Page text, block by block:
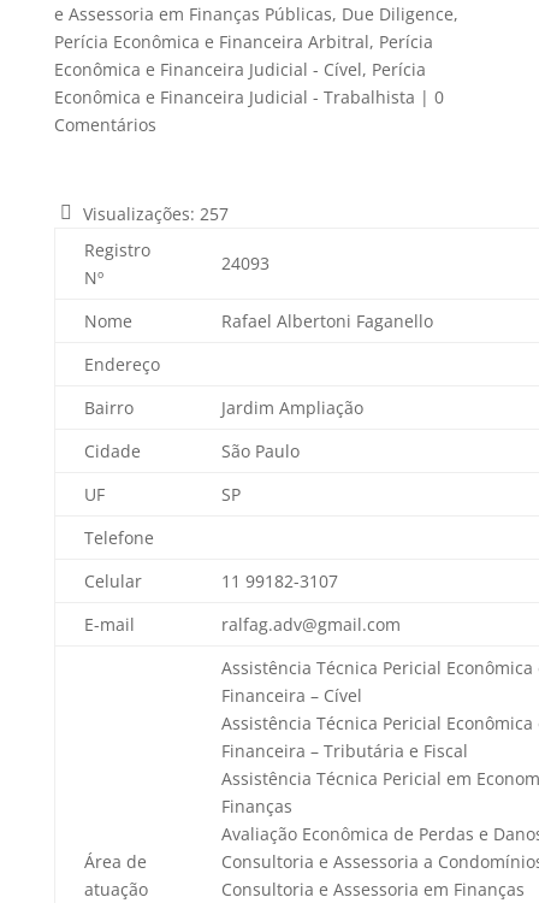
e Assessoria em Finanças Públicas, Due Diligence,
Perícia Econômica e Financeira Arbitral, Perícia
Econômica e Financeira Judicial - Cível, Perícia
Econômica e Financeira Judicial - Trabalhista | 0
Comentários
Visualizações: 257
Registro
Nº
24093
Nome
Rafael Albertoni Faganello
Endereço
Bairro
Jardim Ampliação
Cidade
São Paulo
UF
SP
Telefone
Celular
11 99182-3107
E-mail
ralfag.adv@gmail.com
Área de
atuação
Assistência Técnica Pericial Econômica
Financeira – Cível
Assistência Técnica Pericial Econômica
Financeira – Tributária e Fiscal
Assistência Técnica Pericial em
Finanças
Avaliação Econômica de Perdas e
Consultoria e Assessoria a
Consultoria e Assessoria em Finanças